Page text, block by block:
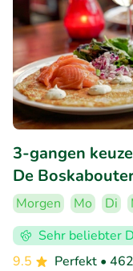
3-gangen
De
Morgen Mo Di
Sehr beliebter
9.5
Perfekt •